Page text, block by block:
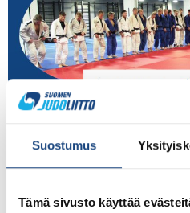
Suostumus
Tämä sivusto käyttää
yhteisharjoitusta klo 10-12 ja
kilpajudokat
yleisiä koronapandemian